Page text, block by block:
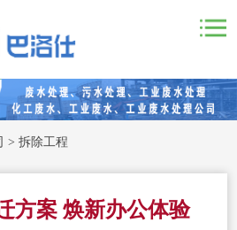
>拆除工程
方案 焕新办公体验